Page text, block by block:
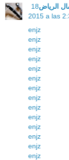
الرياض18 de agosto de
2015 a las
enjz
enjz
enjz
enjz
enjz
enjz
enjz
enjz
enjz
enjz
enjz
enjz
enjz
enjz